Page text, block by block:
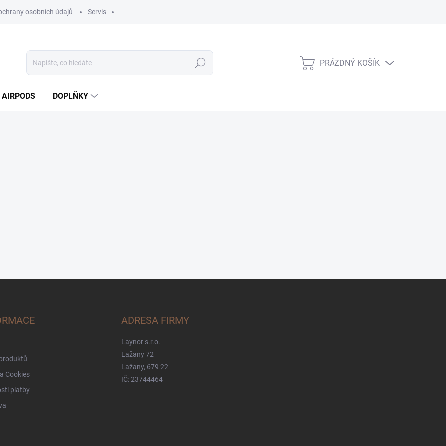
osobních údajů Servis
Hledat
NÁKUPNÍ
PRÁZDNÝ KOŠÍK
AIRPODS DOPLŇKY
Cookies
platby
ADRESA FIRMY
Laynor s.r.o.
Lažany 72
Lažany, 679 22
IČ: 23744464